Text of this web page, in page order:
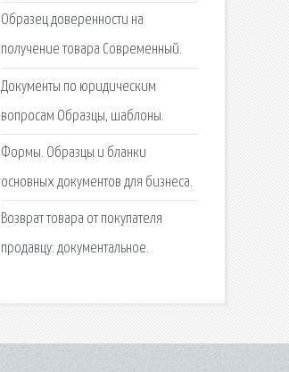
Образец доверенности на
получение товара Современный.
Документы по юридическим
вопросам Образцы, шаблоны.
Формы. Образцы и бланки
основных документов для бизнеса.
Возврат товара от покупателя
продавцу: документальное.